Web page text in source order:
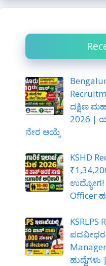
ದಕ್ಷಿಣ
2026 |
ನೇರ ಆಯ್ಕೆ
KSHD
ಉದ್ಯೋಗ!
Officer